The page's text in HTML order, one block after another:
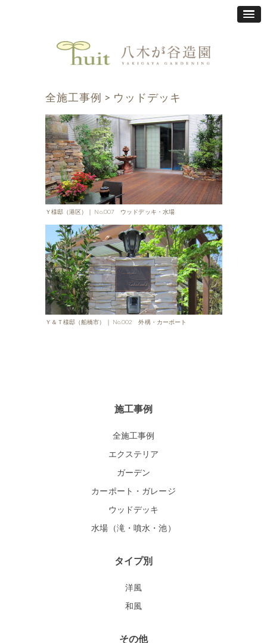
全施工事例 > ウッドデッキ
Ｙ様邸（港区）｜ No.007 ウッドデッキ・水場
Ｙ＆Ｔ様邸（船橋市）｜ No.002 外構・カーポート
施工事例
全施工事例
エクステリア
ガーデン
カーポート・ガレージ
ウッドデッキ
水場（滝・噴水・池）
タイプ別
洋風
和風
その他